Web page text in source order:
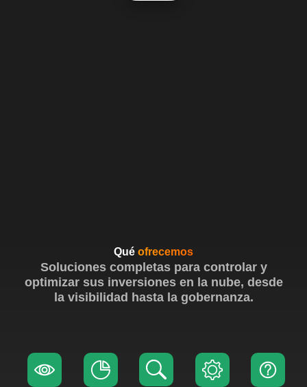
Qué ofrecemos
Soluciones completas para controlar y
optimizar sus inversiones en la nube, desde
la visibilidad hasta la gobernanza.